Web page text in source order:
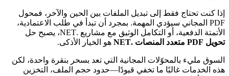
إذا كنت تحتاج فقط إلى تبديل الملفات بين الحين والآخر، فمحول
PDF المجاني سيؤدي المهمة. بمجرد أن تبدأ في طلب الاعتمادية،
الأتمتة الدفعية، أو التكامل الوثيق مع مشاريع .NET، يصبح حل
تحويل PDF متعدد المنصات .NET
هو الخيار الأذكى.
السوق مليء بالمحوّلات المجانية التي تعد بسحر بنقرة واحدة، لكن
هذه الخدمات غالبًا ما تخفي قيودًا—حدود حجم الملف، التخزين